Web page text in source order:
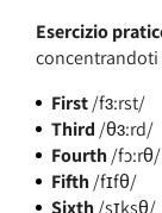
Esercizio
First/fɜːrst/
Third /θɜːrd/
Fourth /fɔːrθ/
Fifth /fɪfθ/
Sixth /sɪksθ/